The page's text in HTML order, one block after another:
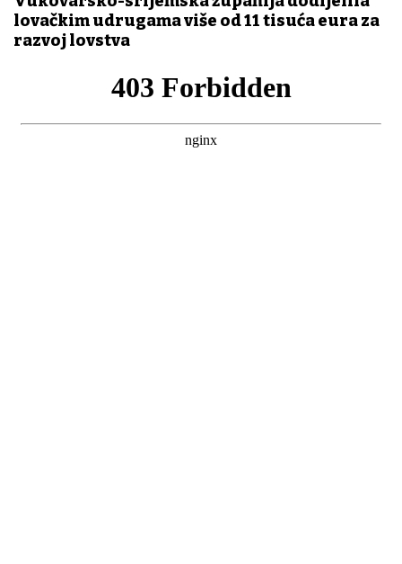
lovačkim udrugama više od 11 tisuća eura za
razvoj lovstva